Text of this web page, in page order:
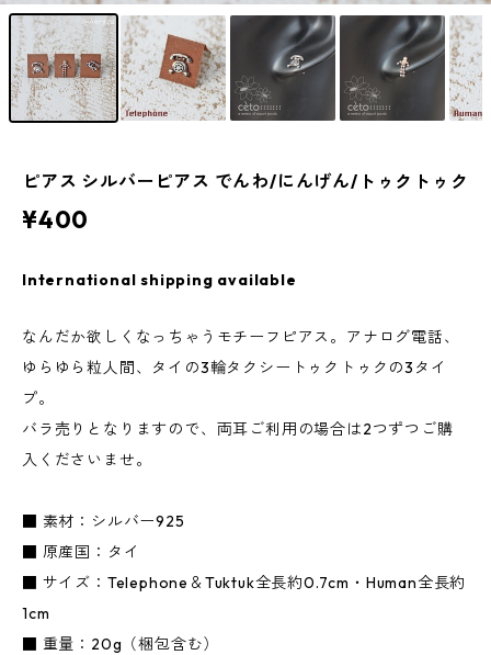
ピアス シルバーピアス でんわ/にんげん/トゥクトゥク
¥400
International shipping available
なんだか欲しくなっちゃうモチーフピアス。アナログ電話、
ゆらゆら粒人間、タイの3輪タクシートゥクトゥクの3タイ
プ。
バラ売りとなりますので、両耳ご利用の場合は2つずつご購
入くださいませ。
■ 素材：シルバー925
■ 原産国：タイ
■ サイズ：Telephone＆Tuktuk全長約0.7cm・Human全長約
1cm
■ 重量：20g（梱包含む）